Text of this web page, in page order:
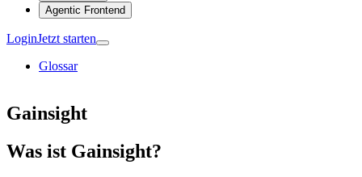
Agentic Frontend
LoginJetzt starten
Glossar
Gainsight
Was ist Gainsight?